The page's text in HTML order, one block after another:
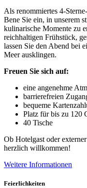
Als renommiertes 4-
Bene Sie ein, in unserem
kulinarische Momente zu
reichhaltigen Frühstück,
lassen Sie den Abend bei
Meer ausklingen.
Freuen Sie sich auf:
eine angenehme
barrierefreien
bequeme
Platz für bis zu 120
40 Tische
Ob Hotelgast oder
herzlich willkommen!
Weitere Informationen
Feierlichkeiten